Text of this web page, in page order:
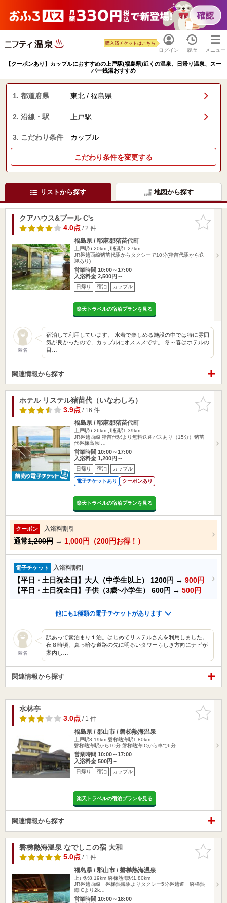
ログイン
購入済チケットはこちら
履歴 メニュー
【クーポンあり】カップルにおすすめの上戸駅(福島県)近くの温泉、日帰り温泉、スー
パー銭湯おすすめ
1. 都道府県 東北 / 福島県
2. 沿線・駅 上戸駅
3. こだわり条件 カップル
こだわり条件を変更する
リストから探す 地図から探す
お気に入
りに追加
クアハウス&プール C's
4.0点/ 2 件
福島県 / 耶麻郡猪苗代町
上戸駅6.20km
川桁駅1.27km
JR磐越西線猪苗代駅からタクシーで10分(猪苗代駅から送
迎あり)
営業時間 10:00～17:00
入浴料金 2,500円～
日帰り 宿泊 カップル
楽天トラベルの宿泊プランを見る
匿名
宿泊して利用しています。 水着で楽しめる施設の中では特に雰囲
気が良かったので、カップルにオススメです。 冬～春はホテルの
目…
関連情報から探す
お気に入
りに追加
ホテル リステル猪苗代（いなわしろ）
3.9点/ 16 件
福島県 / 耶麻郡猪苗代町
上戸駅6.26km
川桁駅1.39km
JR磐越西線 猪苗代駅より無料送迎バスあり（15分）猪苗
代磐梯高原I…
営業時間 10:00～17:00
入浴料金 1,200円～
日帰り 宿泊 カップル
電子チケットあり クーポンあり
楽天トラベルの宿泊プランを見る
クーポン 入浴料割引
通常1,200円 → 1,000円（200円お得！）
電子チケット 入浴料割引
【平日・土日祝全日】大人（中学生以上） 1200円 → 900円
【平日・土日祝全日】子供（3歳~小学生） 600円 → 500円
他にも1種類の電子チケットがあります
匿名
訳あって素泊まり１泊。はじめてリステルさんを利用しました。
夜８時頃、真っ暗な道路の先に明るいタワーらしき方向にナビが
案内し…
関連情報から探す
お気に入
りに追加
水林亭
3.0点/ 1 件
福島県 / 郡山市 / 磐梯熱海温泉
上戸駅8.19km 磐梯熱海駅1.80km
磐梯熱海駅から10分 磐梯熱海ICから車で6分
営業時間 10:00～17:00
入浴料金 500円～
日帰り 宿泊 カップル
楽天トラベルの宿泊プランを見る
関連情報から探す
お気に入
りに追加
磐梯熱海温泉 なでしこの宿 大和
5.0点/ 1 件
福島県 / 郡山市 / 磐梯熱海温泉
上戸駅8.19km 磐梯熱海駅1.80km
JR磐越西線 磐梯熱海駅よりタクシー5分磐越道 磐梯熱
海ICより2k…
営業時間 10:00～18:00